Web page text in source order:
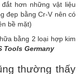
hơn những vật liệu
đẹp bằng Cr-V nên có
bề mặt)
bằng 2 loại hợp kim
Tools Germany
thường thấy